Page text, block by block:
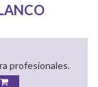
profesionales.